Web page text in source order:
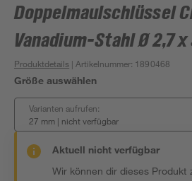
Doppelmaulschlüssel
Vanadium-Stahl Ø 2,7
Produktdetails | Artikelnummer: 1890468
Größe auswählen
Varianten aufrufen:
27 mm | nicht verfügbar
Aktuell nicht verfügbar
Wir können dir dieses Produkt